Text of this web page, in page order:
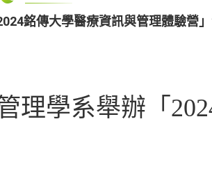
銘傳大學醫療資訊與管理體驗營
理學系舉辦「